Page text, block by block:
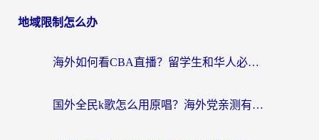
地域限制怎么办
海外如何看CBA直播？留学生和华人必看的无卡顿观赛指南
国外全民k歌怎么用原唱？海外党亲测有效的回国加速解决方案